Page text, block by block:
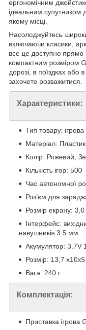
ергономічним
ідеальним супутником
якому місці.
Насолоджуйтесь
включаючи класики,
все це доступно прямо
компактним розміром
дорозі, в поїздках або
захочете розважитися.
Характеристики:
Тип товару:
Матеріал: Пластик
Колір: Рожевий,
Кількість ігор: 500
Час автономної
Роз'єм для
Розмір екрану:
Інтерфейс:
навушників 3.5 мм
Акумулятор: 3.7V
Розмір: 13,7
Вага: 240 г
Комплектація:
Приставка ігрова